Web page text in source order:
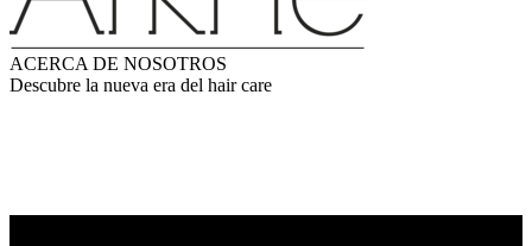
ACERCA DE NOSOTROS
Descubre la nueva era del hair care